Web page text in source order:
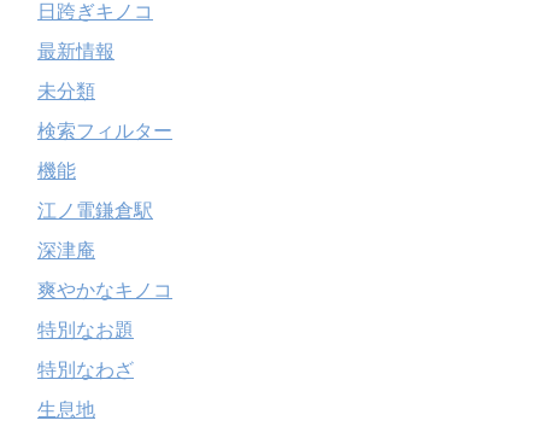
日跨ぎキノコ
最新情報
未分類
検索フィルター
機能
江ノ電鎌倉駅
深津庵
爽やかなキノコ
特別なお題
特別なわざ
生息地